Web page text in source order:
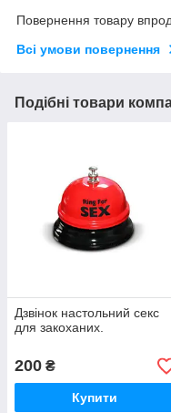
Повернення товару
Всі умови повернення
Подібні товари
Дзвінок настольний секс
для закоханих.
200 ₴
Купити